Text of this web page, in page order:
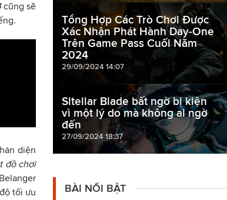
cũng sẽ
diện
đồ chơi
tối ưu
Tổng Hợp Các Trò Chơi Được
Xác Nhận Phát Hành Day-One
Trên Game Pass Cuối Năm
2024
29/09/2024 14:07
Sltellar Blade bất ngờ bị kiện
vì một lý do mà không ai ngờ
đến
27/09/2024 18:37
BÀI NỔI BẬT